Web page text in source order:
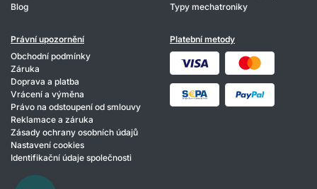
Blog
Typy mechatroniky
Právní upozornění
Obchodní podmínky
Záruka
Doprava a platba
Vrácení a výměna
Právo na odstoupení od smlouvy
Reklamace a záruka
Zásady ochrany osobních údajů
Nastavení cookies
Identifikační údaje společnosti
Platební metody